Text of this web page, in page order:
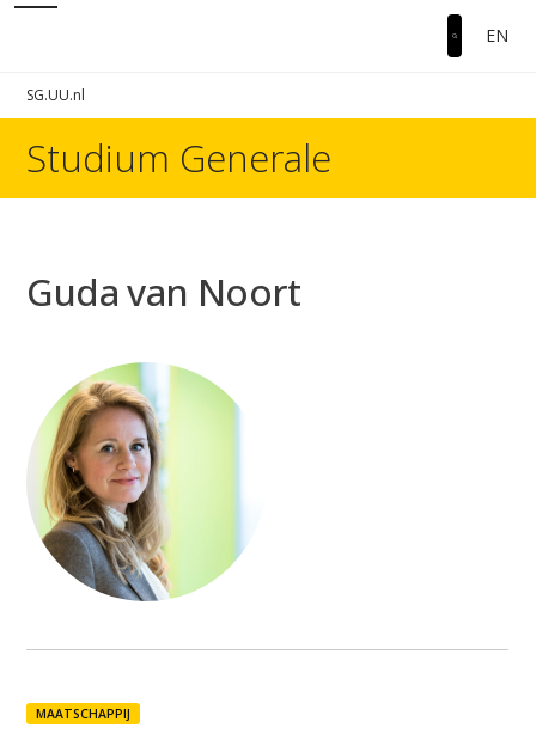
EN
SG.UU.nl
Studium Generale
Guda van Noort
MAATSCHAPPIJ